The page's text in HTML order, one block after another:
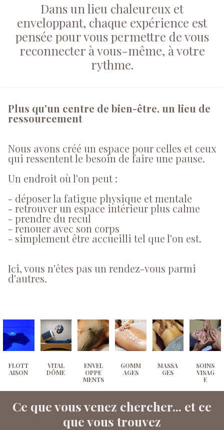
Dans un lieu chaleureux et
enveloppant, chaque expérience est
pensée pour vous permettre de vous
reconnecter à vous-même, à votre
rythme.
Plus qu'un centre de bien-être, un lieu de
ressourcement
Nous avons créé un espace pour celles et ceux
qui ressentent le besoin de faire une pause.
Un endroit où l'on peut :
- déposer la fatigue physique et mentale
- retrouver un espace intérieur plus calme
- prendre du recul
- renouer avec son corps
- simplement être accueilli tel que l'on est.
Ici, vous n'êtes pas un rendez-vous parmi
d'autres.
FLOTT
AISON
VITAL
DÔME
ENVEL
OPPE
MENTS
GOMM
AGES
MASSA
GES
SOINS
VISAG
E
Ce que vous venez chercher... et ce
que vous trouvez